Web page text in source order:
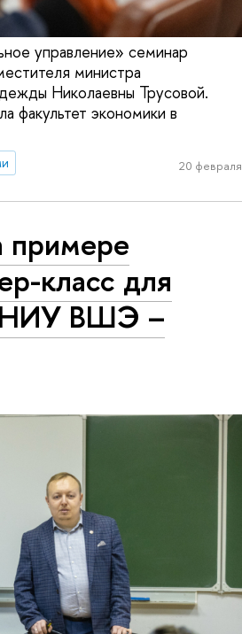
управление» семинар
министра
Николаевны Трусовой.
факультет экономики в
20 февраля
примере
класс для
НИУ ВШЭ –